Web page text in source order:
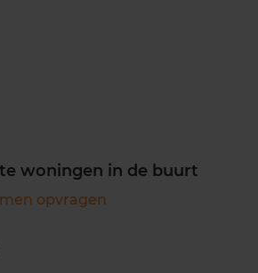
woningen in de buurt
opvragen